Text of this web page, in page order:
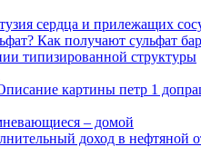
сердца и прилежащих
Как получают сульфат
типизированной структуры
картины петр 1
– домой
доход в нефтяной